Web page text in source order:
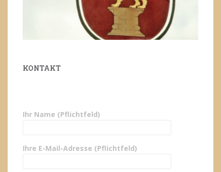
KONTAKT
Ihr Name (Pflichtfeld)
Ihre E-Mail-Adresse (Pflichtfeld)